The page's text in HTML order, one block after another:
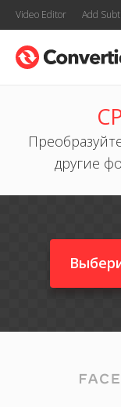
Video Editor Add
другие